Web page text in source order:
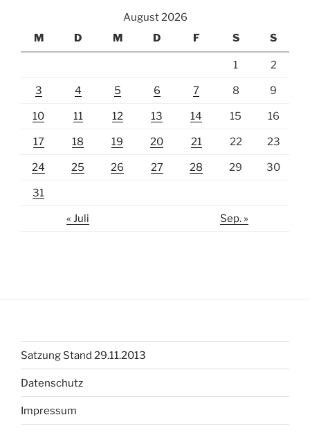
August 2026
M
D M D F S S
1 2
3 4 5 6 7 8 9
10 11 12 13 14 15 16
17 18 19 20 21 22 23
24 25 26 27 28 29 30
31
« Juli Sep. »
Satzung Stand 29.11.2013
Datenschutz
Impressum